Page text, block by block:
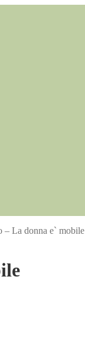
– La donna e` mobile